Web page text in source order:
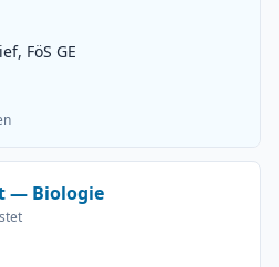
FöS GE
— Biologie